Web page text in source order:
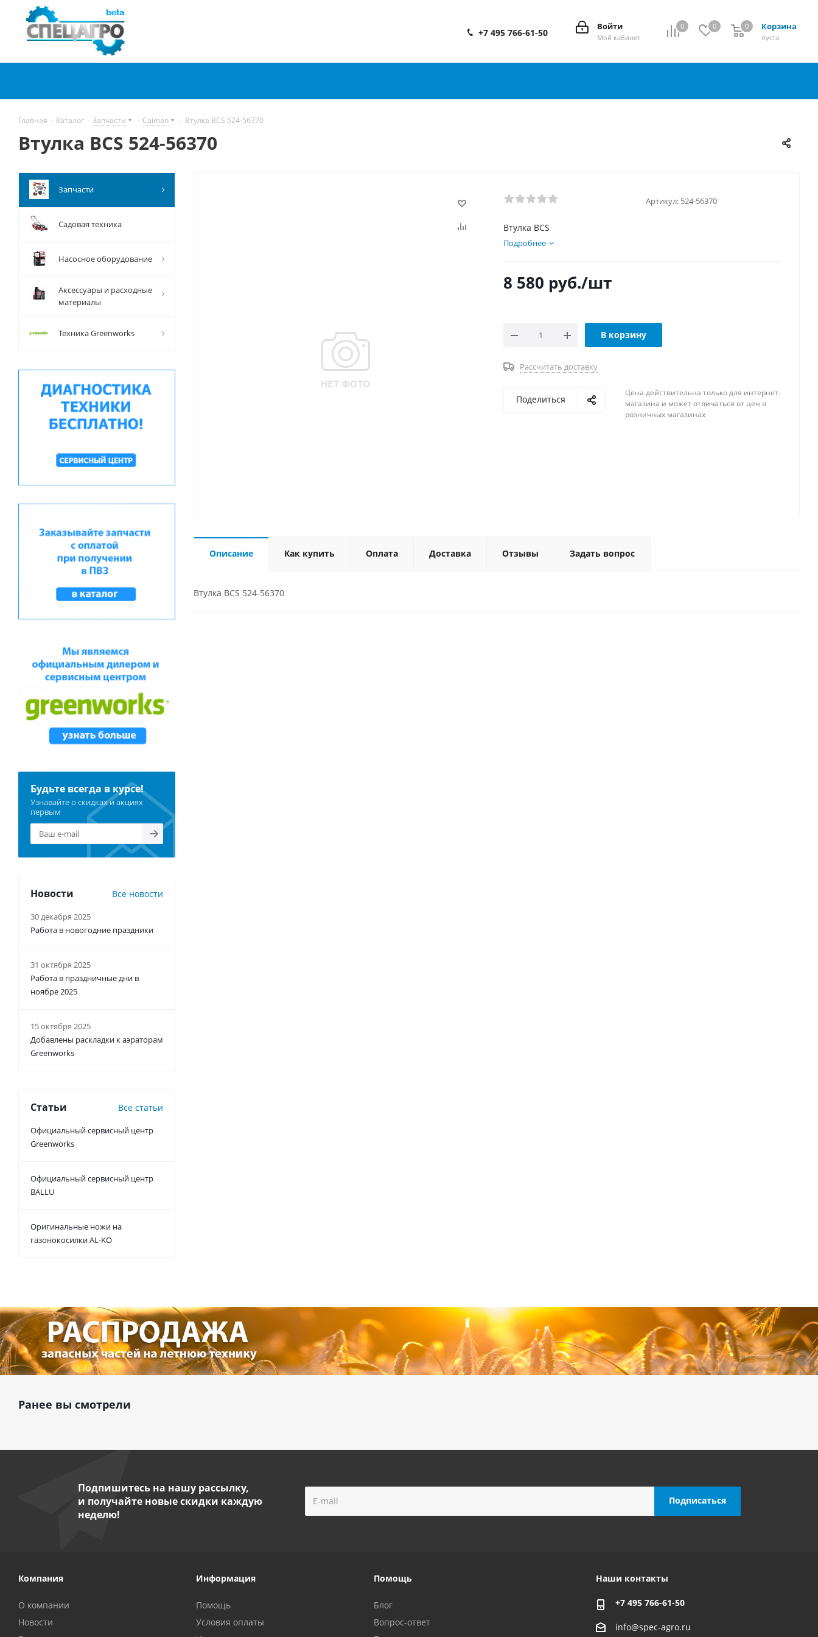
0 0 Корзина
0
пуста
0
Войти
Мой кабинет
+7 495 766-61-50
Главная - Каталог - Запчасти - Caiman - Втулка BCS 524-56370
Втулка BCS 524-56370
Артикул: 524-56370
Втулка BCS
Подробнее
8 580 руб./шт
В корзину
Рассчитать доставку
Поделиться
Цена действительна только для интернет-
магазина и может отличаться от цен в
розничных магазинах
Описание Как купить Оплата Доставка Отзывы Задать вопрос
Втулка BCS 524-56370
Запчасти
Садовая техника
Насосное оборудование
Аксессуары и расходные
материалы
Техника Greenworks
Будьте всегда в курсе!
Узнавайте о скидках и акциях
первым
Новости Все новости
30 декабря 2025
Работа в новогодние праздники
31 октября 2025
Работа в праздничные дни в
ноябре 2025
15 октября 2025
Добавлены раскладки к аэраторам
Greenworks
Статьи Все статьи
Официальный сервисный центр
Greenworks
Официальный сервисный центр
BALLU
Оригинальные ножи на
газонокосилки AL-KO
Ранее вы смотрели
Подпишитесь на нашу рассылку,
и получайте новые скидки каждую
неделю!
Компания
О компании
Новости
Информация
Помощь
Условия оплаты
Помощь
Блог
Вопрос-ответ
Наши контакты
+7 495 766-61-50
info@spec-agro.ru